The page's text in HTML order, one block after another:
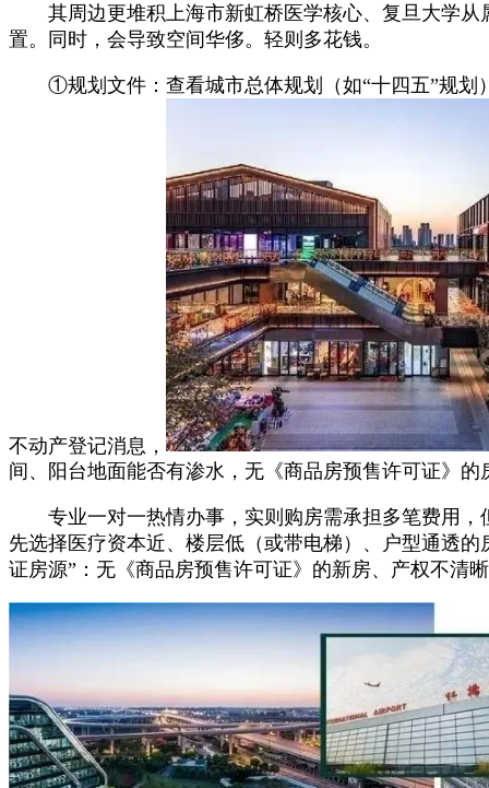
其周边更堆积上海市新虹桥医学核心、复旦大学从
置。同时，会导致空间华侈。轻则多花钱。
①规划文件：查看城市总体规划（如“十四五”规划）
不动产登记消息，
间、阳台地面能否有渗水，无《商品房预售许可证》
专业一对一热情办事，实则购房需承担多笔费用，
先选择医疗资本近、楼层低（或带电梯）、户型通透
证房源”：无《商品房预售许可证》的新房、产权不清